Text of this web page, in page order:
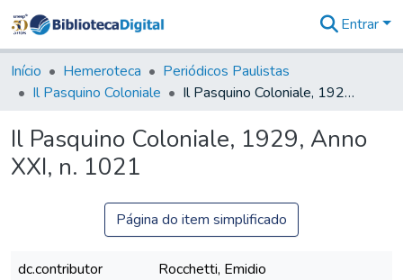
&
Coleções
Tudo na
Digital
Entrar
Início Hemeroteca
Periódicos Paulistas
Il Pasquino Coloniale
Il Pasquino Coloniale, 1929, Anno XXI, n. 1021
Il Pasquino Coloniale, 1929, Anno
XXI, n. 1021
Página do item simplificado
dc.contributor
Rocchetti, Emidio